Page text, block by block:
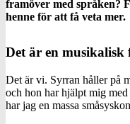
framöver med språken?
henne för att få veta mer.
Det är en
Det är vi. Syrran håller på
och hon har hjälpt mig med
har jag en massa